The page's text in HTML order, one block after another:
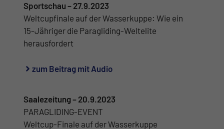
Sportschau – 27.9.2023
Weltcupfinale auf der Wasserkuppe: Wie ein
15-Jähriger die Paragliding-Weltelite
herausfordert
zum Beitrag mit Audio
Saalezeitung – 20.9.2023
PARAGLIDING-EVENT
Weltcup-Finale auf der Wasserkuppe